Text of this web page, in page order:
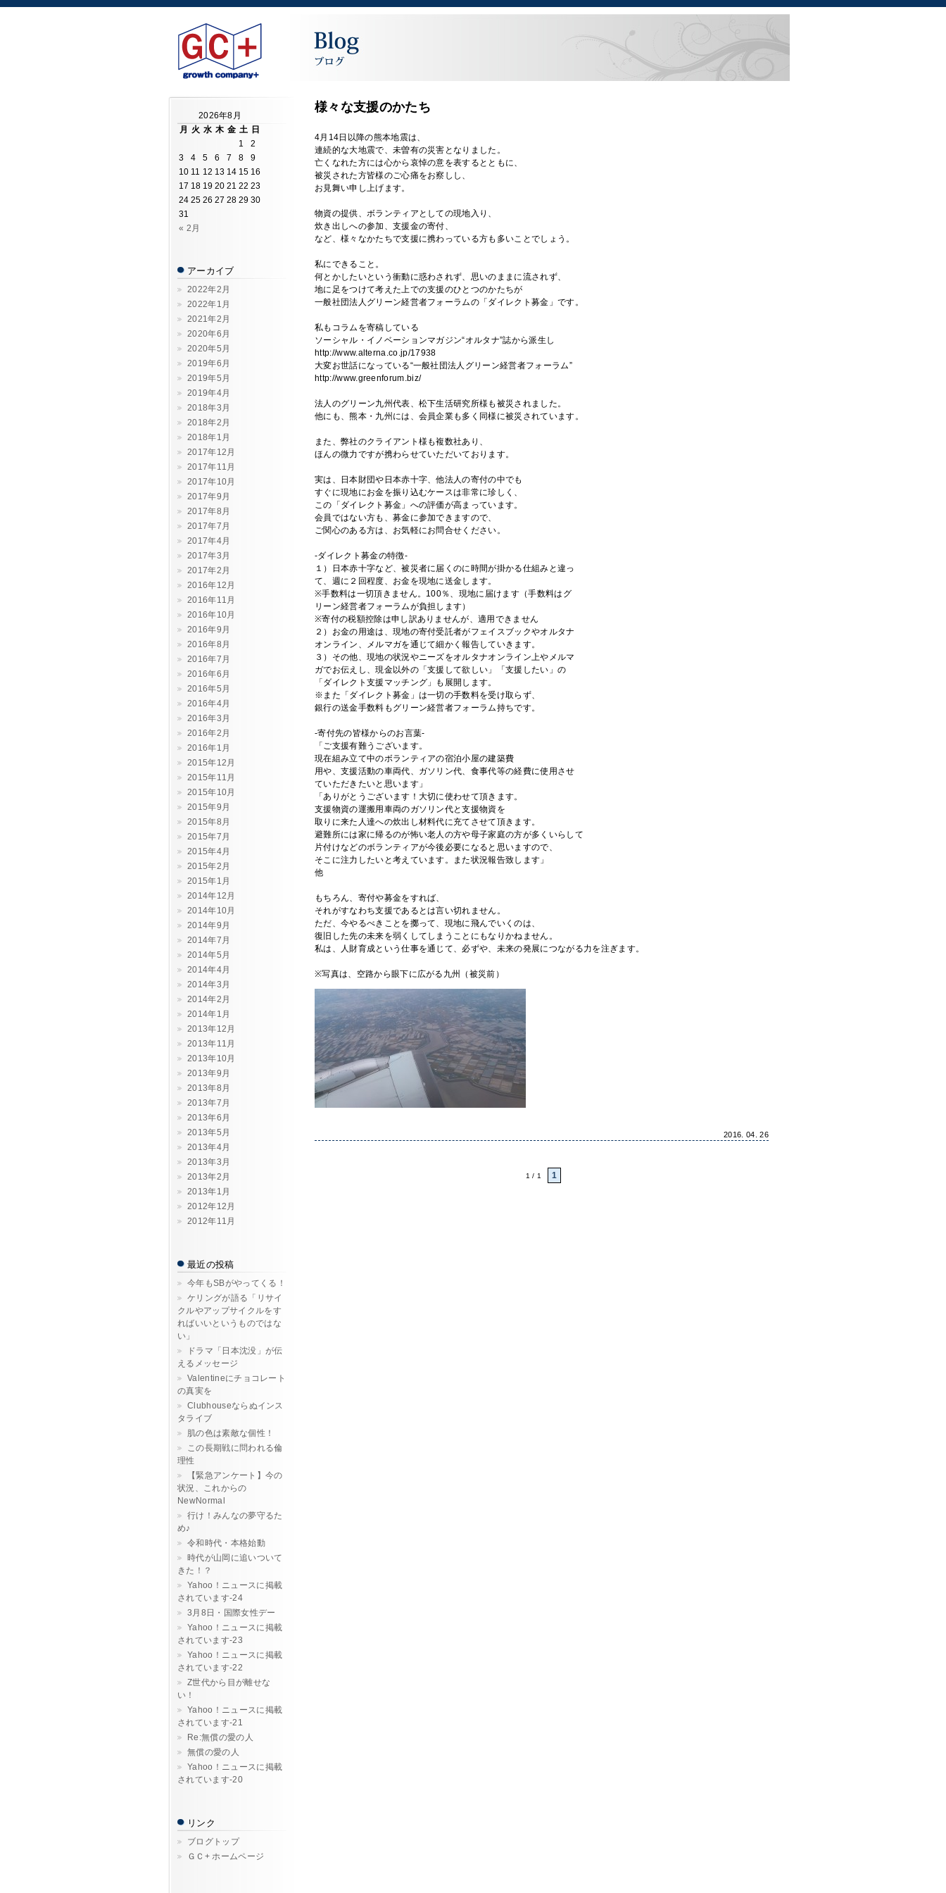
2026年8月
月
火 水 木 金 土 日
« 2月
1
2
3
4 5 6 7 8
9
10 11 12 13 14 15 16
17 18 19 20 21 22 23
24 25 26 27 28 29 30
31
アーカイブ
2022年2月
2022年1月
2021年2月
2020年6月
2020年5月
2019年6月
2019年5月
2019年4月
2018年3月
2018年2月
2018年1月
2017年12月
2017年11月
2017年10月
2017年9月
2017年8月
2017年7月
2017年4月
2017年3月
2017年2月
2016年12月
2016年11月
2016年10月
2016年9月
2016年8月
2016年7月
2016年6月
2016年5月
2016年4月
2016年3月
2016年2月
2016年1月
2015年12月
2015年11月
2015年10月
2015年9月
2015年8月
2015年7月
2015年4月
2015年2月
2015年1月
2014年12月
2014年10月
2014年9月
2014年7月
2014年5月
2014年4月
2014年3月
2014年2月
2014年1月
2013年12月
2013年11月
2013年10月
2013年9月
2013年8月
2013年7月
2013年6月
2013年5月
2013年4月
2013年3月
2013年2月
2013年1月
2012年12月
2012年11月
最近の投稿
今年もSBがやってくる！
ケリングが語る「リサイ
クルやアップサイクルをす
ればいいというものではな
い」
ドラマ「日本沈没」が伝
えるメッセージ
Valentineにチョコレート
の真実を
Clubhouseならぬインス
タライブ
肌の色は素敵な個性！
この長期戦に問われる倫
理性
【緊急アンケート】今の
状況、これからの
NewNormal
行け！みんなの夢守るた
め♪
令和時代・本格始動
時代が山岡に追いついて
きた！？
Yahoo！ニュースに掲載
されています-24
3月8日・国際女性デー
Yahoo！ニュースに掲載
されています-23
Yahoo！ニュースに掲載
されています-22
Z世代から目が離せな
い！
Yahoo！ニュースに掲載
されています-21
Re:無償の愛の人
無償の愛の人
Yahoo！ニュースに掲載
されています-20
リンク
ブログトップ
ＧＣ+ ホームページ
様々な支援のかたち
4月14日以降の熊本地震は、
連続的な大地震で、未曽有の災害となりました。
亡くなれた方には心から哀悼の意を表するとともに、
被災された方皆様のご心痛をお察しし、
お見舞い申し上げます。
物資の提供、ボランティアとしての現地入り、
炊き出しへの参加、支援金の寄付、
など、様々なかたちで支援に携わっている方も多いことでしょう。
私にできること。
何とかしたいという衝動に惑わされず、思いのままに流されず、
地に足をつけて考えた上での支援のひとつのかたちが
一般社団法人グリーン経営者フォーラムの「ダイレクト募金」です。
私もコラムを寄稿している
ソーシャル・イノベーションマガジン“オルタナ”誌から派生し
http://www.alterna.co.jp/17938
大変お世話になっている“一般社団法人グリーン経営者フォーラム”
http://www.greenforum.biz/
法人のグリーン九州代表、松下生活研究所様も被災されました。
他にも、熊本・九州には、会員企業も多く同様に被災されています。
また、弊社のクライアント様も複数社あり、
ほんの微力ですが携わらせていただいております。
実は、日本財団や日本赤十字、他法人の寄付の中でも
すぐに現地にお金を振り込むケースは非常に珍しく、
この「ダイレクト募金」への評価が高まっています。
会員ではない方も、募金に参加できますので、
ご関心のある方は、お気軽にお問合せください。
-ダイレクト募金の特徴-
１）日本赤十字など、被災者に届くのに時間が掛かる仕組みと違っ
て、週に２回程度、お金を現地に送金します。
※手数料は一切頂きません。100％、現地に届けます（手数料はグ
リーン経営者フォーラムが負担します）
※寄付の税額控除は申し訳ありませんが、適用できません
２）お金の用途は、現地の寄付受託者がフェイスブックやオルタナ
オンライン、メルマガを通じて細かく報告していきます。
３）その他、現地の状況やニーズをオルタナオンライン上やメルマ
ガでお伝えし、現金以外の「支援して欲しい」「支援したい」の
「ダイレクト支援マッチング」も展開します。
※また「ダイレクト募金」は一切の手数料を受け取らず、
銀行の送金手数料もグリーン経営者フォーラム持ちです。
-寄付先の皆様からのお言葉-
「ご支援有難うございます。
現在組み立て中のボランティアの宿泊小屋の建築費
用や、支援活動の車両代、ガソリン代、食事代等の経費に使用させ
ていただきたいと思います」
「ありがとうございます！大切に使わせて頂きます。
支援物資の運搬用車両のガソリン代と支援物資を
取りに来た人達への炊出し材料代に充てさせて頂きます。
避難所には家に帰るのが怖い老人の方や母子家庭の方が多くいらして
片付けなどのボランティアが今後必要になると思いますので、
そこに注力したいと考えています。また状況報告致します」
他
もちろん、寄付や募金をすれば、
それがすなわち支援であるとは言い切れません。
ただ、今やるべきことを擲って、現地に飛んでいくのは、
復旧した先の未来を弱くしてしまうことにもなりかねません。
私は、人財育成という仕事を通じて、必ずや、未来の発展につながる力を注ぎます。
※写真は、空路から眼下に広がる九州（被災前）
2016. 04. 26
1 / 1 1